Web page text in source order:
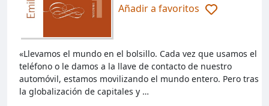
Añadir a favoritos
«Llevamos el mundo en el bolsillo. Cada vez que usamos el
teléfono o le damos a la llave de contacto de nuestro
automóvil, estamos movilizando el mundo entero. Pero tras
la globalización de capitales y …